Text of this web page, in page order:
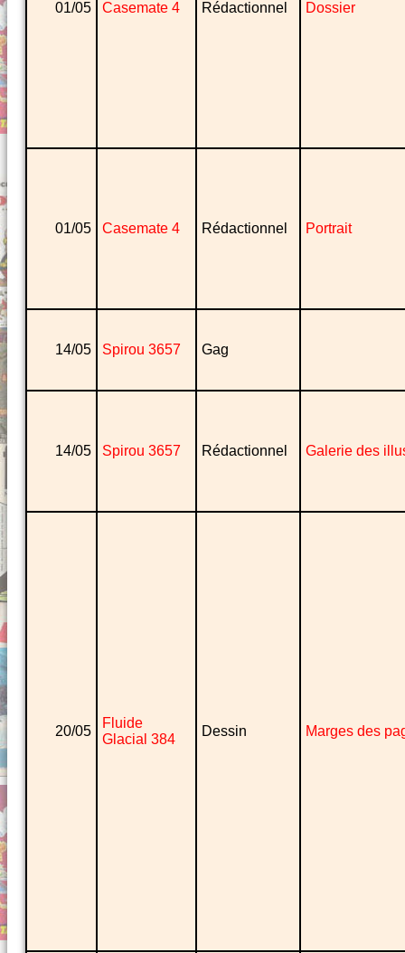
01/05 Casemate 4 Rédactionnel Dossier
01/05 Casemate 4 Rédactionnel Portrait
14/05 Spirou 3657 Gag
14/05 Spirou 3657 Rédactionnel Galerie des
20/05
Fluide
Glacial 384
Dessin Marges des